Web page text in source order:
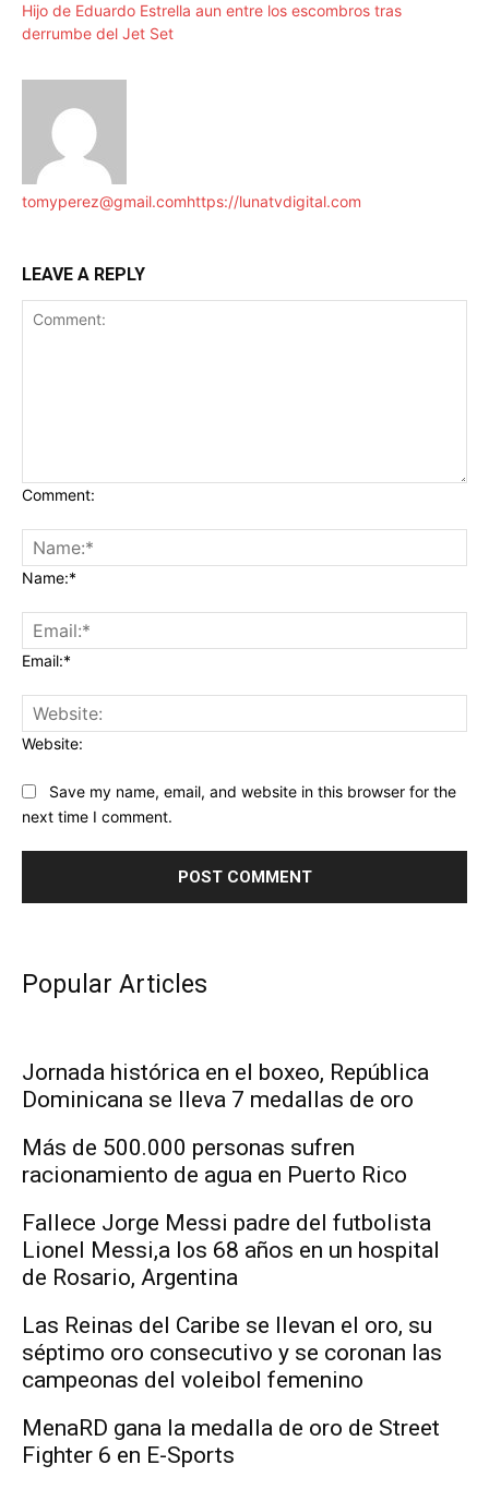
Hijo de Eduardo Estrella aun entre los escombros tras
derrumbe del Jet Set
tomyperez@gmail.comhttps://lunatvdigital.com
LEAVE A REPLY
Comment:
Name:*
Email:*
Website:
Save my name, email, and website in this browser for the
next time I comment.
Popular Articles
Jornada histórica en el boxeo, República
Dominicana se lleva 7 medallas de oro
Más de 500.000 personas sufren
racionamiento de agua en Puerto Rico
Fallece Jorge Messi padre del futbolista
Lionel Messi,a los 68 años en un hospital
de Rosario, Argentina
Las Reinas del Caribe se llevan el oro, su
séptimo oro consecutivo y se coronan las
campeonas del voleibol femenino
MenaRD gana la medalla de oro de Street
Fighter 6 en E-Sports